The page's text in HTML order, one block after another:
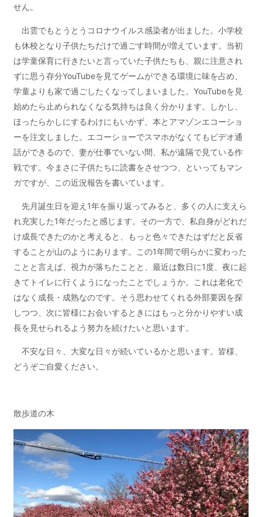
せん。
出雲でもとうとうコロナウイルス感染者が出ました。小学校
も休校となり子供たちだけで過ごす時間が増えています。当初
は学童保育に行きたいと言っていた子供たちも、親に注意され
ずに思う存分YouTubeを見てゲームができる環境に味を占め、
学童よりも家で過ごしたくなってしまいました。YouTubeを見
始めたら止められなくなる気持ちは良く分かります。しかし、
ほったらかしにするわけにもいかず、本とアマゾンエコーショ
ーを注文しました。エコーショーでスマホがなくてもビデオ通
話ができるので、妻が仕事でいない間、私が遠隔で見ている作
戦です。今まさに子供たちに読書をさせつつ、といってもマン
ガですが、この近況報告を書いています。
先月誕生日を迎え1年を振り返ってみると、多くの人に支えら
れ充実した1年だったと感じます。その一方で、私自身がどれだ
け成長できたのかと考えると、もっと色々できたはずだと反省
することが山のようにあります。この1年間で明らかに変わった
ことと言えば、視力が落ちたことと、最近は数日に1度、夜に起
きてトイレに行くようになったことでしょうか。これは老化で
はなく成長・成熟なのです。そう思わせてくれる外部要因を探
しつつ、次に皆様にお会いするときにはもっと分かりやすい成
長を見せられるよう努力を続けたいと思います。
不安な日々、大変な日々が続いているかと思います。皆様、
どうぞご自愛ください。
散歩道の木